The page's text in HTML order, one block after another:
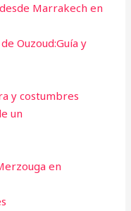
Marrakech en
Ouzoud:Guía y
y costumbres
un
en